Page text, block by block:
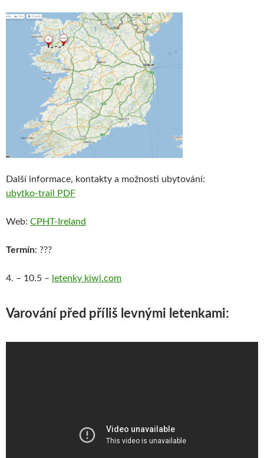
Další informace, kontakty a možnosti ubytování:
ubytko-trail PDF
Web: CPHT-Ireland
Termín: ???
4. – 10.5 – letenky kiwi.com
Varování před příliš levnými letenkami: